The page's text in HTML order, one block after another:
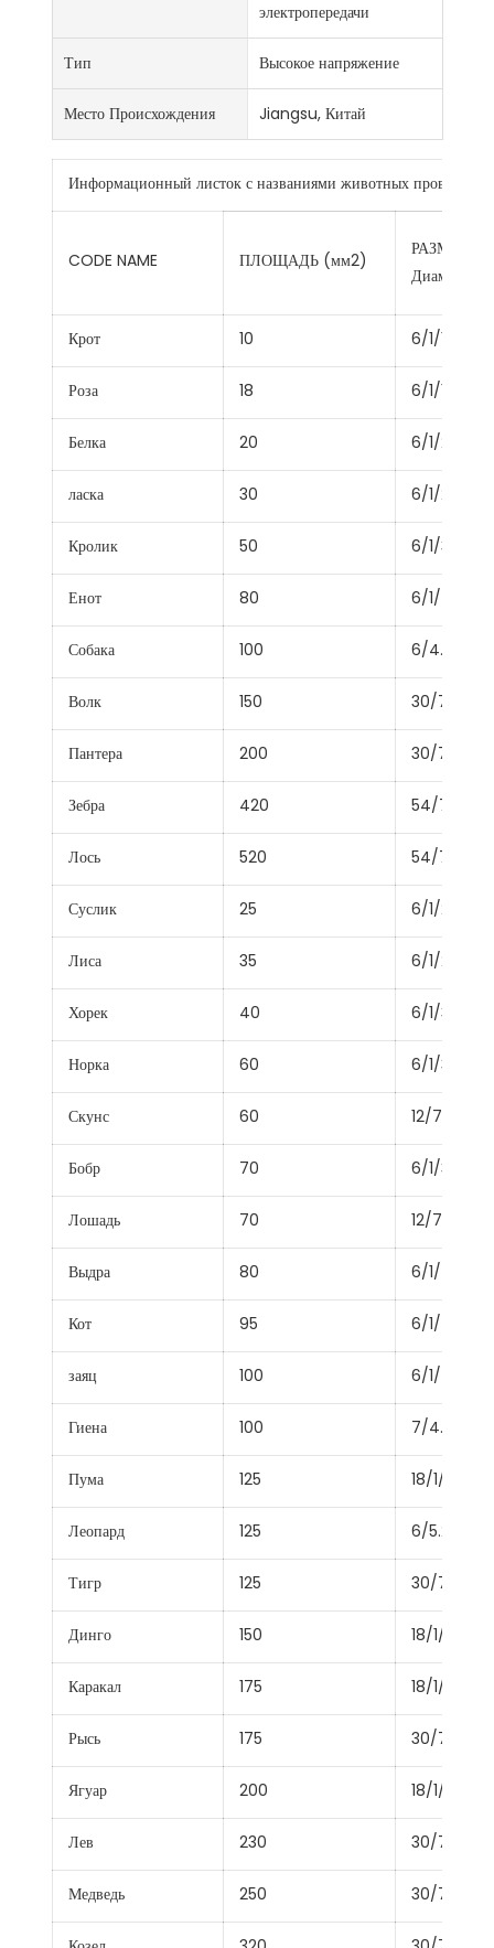
электропередачи
Тип Высокое напряжение
Место Происхождения Jiangsu, Китай
Информационный листок с названиями животных
CODE NAME ПЛОЩАДЬ (мм2)
РАЗМЕР
Диаметр
Крот 10 6/1/1.50
Роза 18 6/1/1.96
Белка 20 6/1/2.11
ласка 30 6/1/2.59
Кролик 50 6/1/3.35
Енот 80 6/1/4.09
Собака 100 6/4.72+7/
Волк 150 30/7/2.59
Пантера 200 30/7/3.00
Зебра 420 54/7/3.18
Лось 520 54/7/3.53
Суслик 25 6/1/2.36
Лиса 35 6/1/2.79
Хорек 40 6/1/3.00
Норка 60 6/1/3.66
Скунс 60 12/7/2.59
Бобр 70 6/1/3.99
Лошадь 70 12/7/2.79
Выдра 80 6/1/4.22
Кот 95 6/1/4.50
заяц 100 6/1/4.72
Гиена 100 7/4.39 +
Пума 125 18/1/3.05
Леопард 125 6/5.28+7/
Тигр 125 30/7/2.36
Динго 150 18/1/3.35
Каракал 175 18/1/3.61
Рысь 175 30/7/2.79
Ягуар 200 18/1/3.86
Лев 230 30/7/3.18
Медведь 250 30/7/3.35